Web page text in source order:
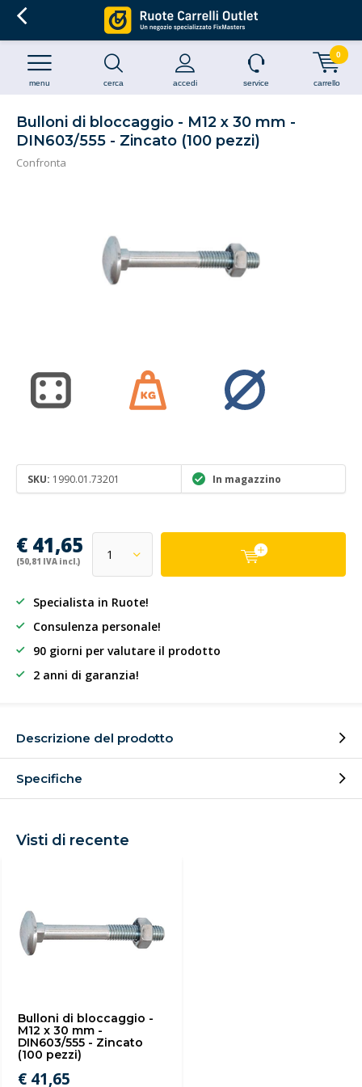
cerca accedi
menu service carrello
0
Bulloni di bloccaggio - M12 x 30 mm -
DIN603/555 - Zincato (100 pezzi)
Confronta
SKU: 1990.01.73201 In magazzino
€ 41,65
(50,81 IVA incl.)
Specialista in Ruote!
Consulenza personale!
90 giorni per valutare il prodotto
2 anni di garanzia!
Descrizione del prodotto
Specifiche
Visti di recente
Bulloni di bloccaggio -
M12 x 30 mm -
DIN603/555 - Zincato
(100 pezzi)
€ 41,65